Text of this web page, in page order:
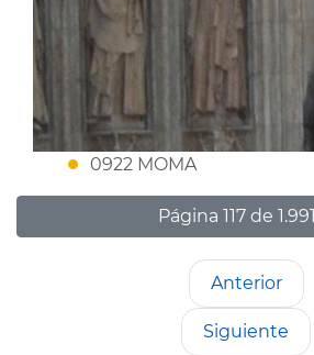
0922 MOMA
Página 117 de 1.991
Anterior
Siguiente